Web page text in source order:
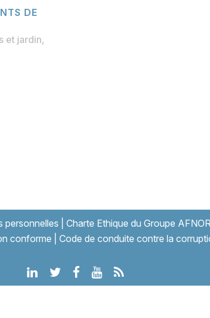
DE
et jardin,
personnelles Charte Ethique du Groupe
conforme
Code de conduite contre la